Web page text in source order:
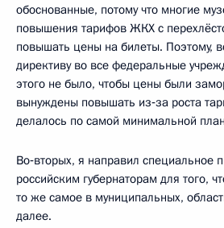
обоснованные, потому что многие
повышения тарифов ЖКХ с
повышать цены на билеты. Поэтому,
директиву во все федеральные
этого не было, чтобы цены были
вынуждены повышать из‑за роста
делалось по самой минимальной
Во‑вторых, я направил специальное
российским губернаторам для того,
то же самое в муниципальных,
далее.